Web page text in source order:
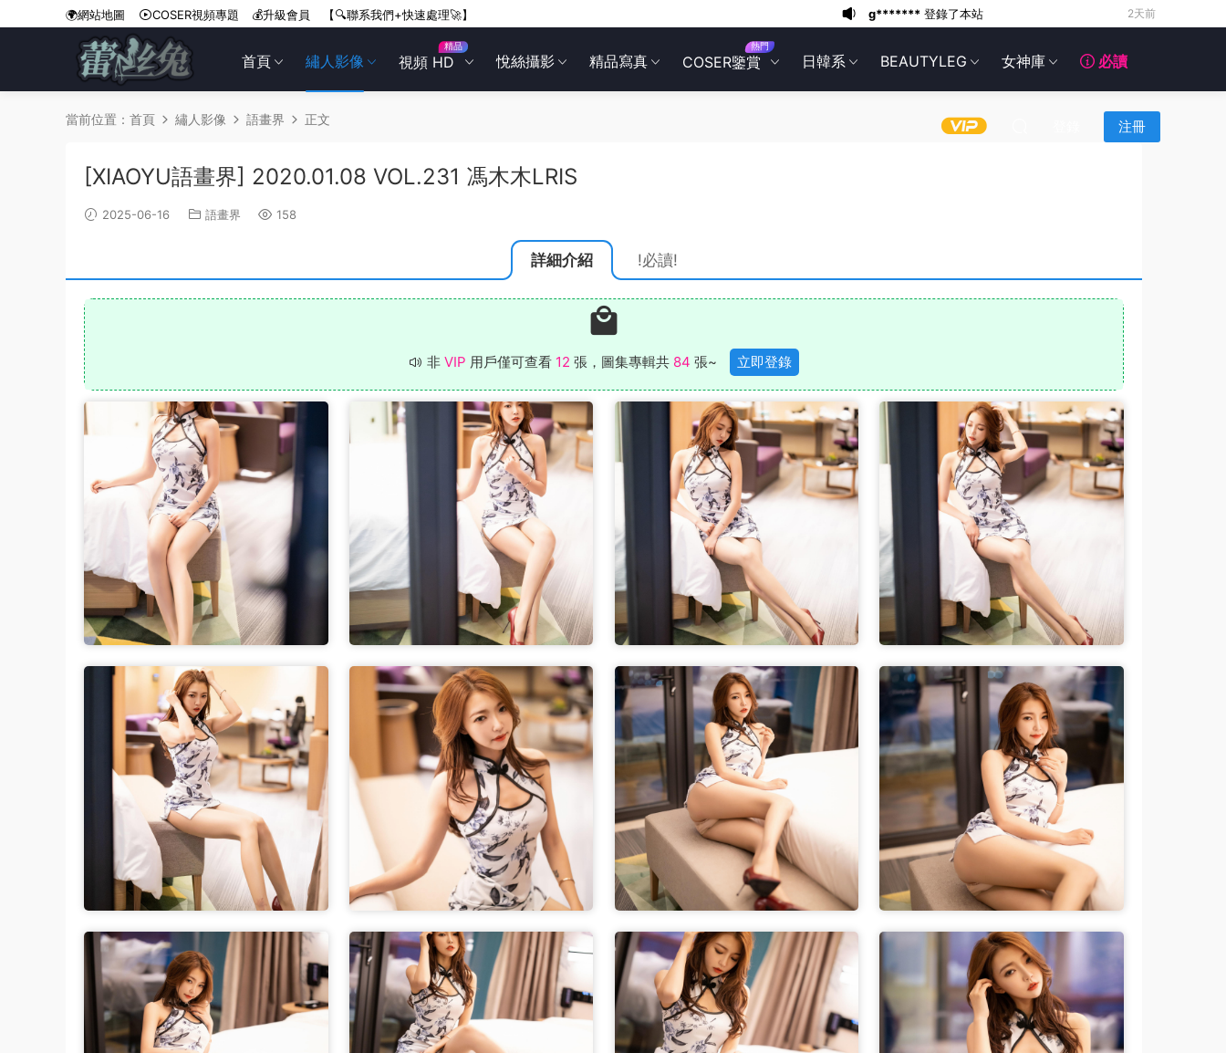
首頁 繡人影像 視頻 HD
精品
悅絲攝影 精品寫真 COSER鑒賞
熱門
日韓系 BEAUTYLEG 女神庫 必讀
注冊
🌍網站地圖 COSER視頻專題 💰升級會員 【🔍聯系我們+快速處理🚀】 g******* 登錄了本站 2天前
6*******
6******* 2天前
2天前
當前位置： 首頁 繡人影像 語畫界 正文
[XIAOYU語畫界] 2020.01.08 VOL.231 馮木木LRIS
2025-06-16 語畫界 158
詳細介紹 !必讀!
非 VIP 用戶僅可查看 12 張，圖集專輯共 84 張~ 立即登錄